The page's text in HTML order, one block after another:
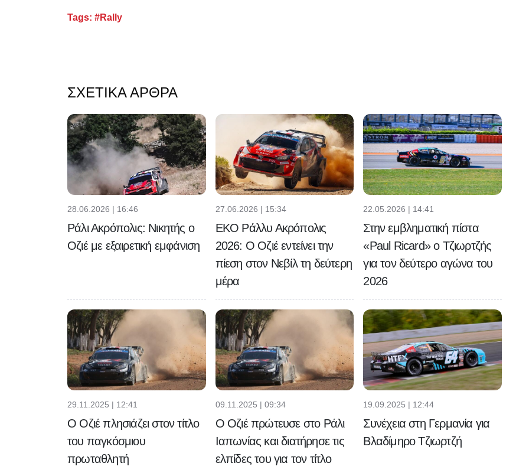
Tags: #Rally
ΣΧΕΤΙΚΆ ΆΡΘΡΑ
28.06.2026 | 16:46
Ράλι Ακρόπολις: Νικητής ο
Οζιέ με εξαιρετική εμφάνιση
27.06.2026 | 15:34
EKO Ράλλυ Ακρόπολις
2026: Ο Οζιέ εντείνει την
πίεση στον Νεβίλ τη δεύτερη
μέρα
22.05.2026 | 14:41
Στην εμβληματική πίστα
«Paul Ricard» ο Τζιωρτζής
για τον δεύτερο αγώνα του
2026
29.11.2025 | 12:41
Ο Οζιέ πλησιάζει στον τίτλο
του παγκόσμιου
πρωταθλητή
09.11.2025 | 09:34
Ο Οζιέ πρώτευσε στο Ράλι
Ιαπωνίας και διατήρησε τις
ελπίδες του για τον τίτλο
19.09.2025 | 12:44
Συνέχεια στη Γερμανία για
Βλαδίμηρο Τζιωρτζή